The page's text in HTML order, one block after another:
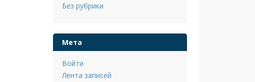
Без рубрики
Мета
Войти
Лента записей